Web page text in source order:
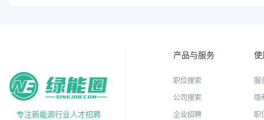
专注新能源行业人才招聘
产品与服务
职位搜索
公司搜索
企业招聘
服
隐
职